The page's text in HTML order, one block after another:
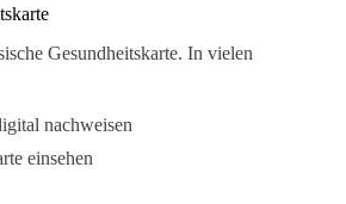
Gesundheitskarte. In vielen
nachweisen
einsehen